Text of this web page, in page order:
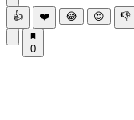
👍 ❤️ 😂 😍 👎
0